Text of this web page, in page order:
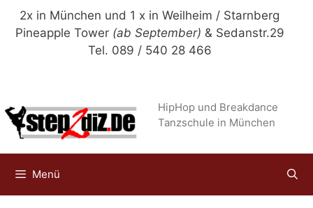
Zum
Inhalt
2x in München und 1 x in Weilheim / Starnberg
Pineapple Tower (ab September) & Sedanstr.29
Tel. 089 / 540 28 466
HipHop und Breakdance
Tanzschule in München
Menü